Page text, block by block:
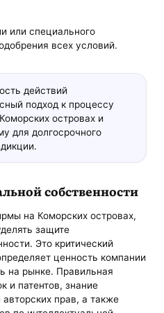
или специального
всех условий.
действий
подход к процессу
островах и
для долгосрочного
собственности
на Коморских островах,
защите
Это критический
ценность компании
на рынке. Правильная
и патентов, знание
прав, а также